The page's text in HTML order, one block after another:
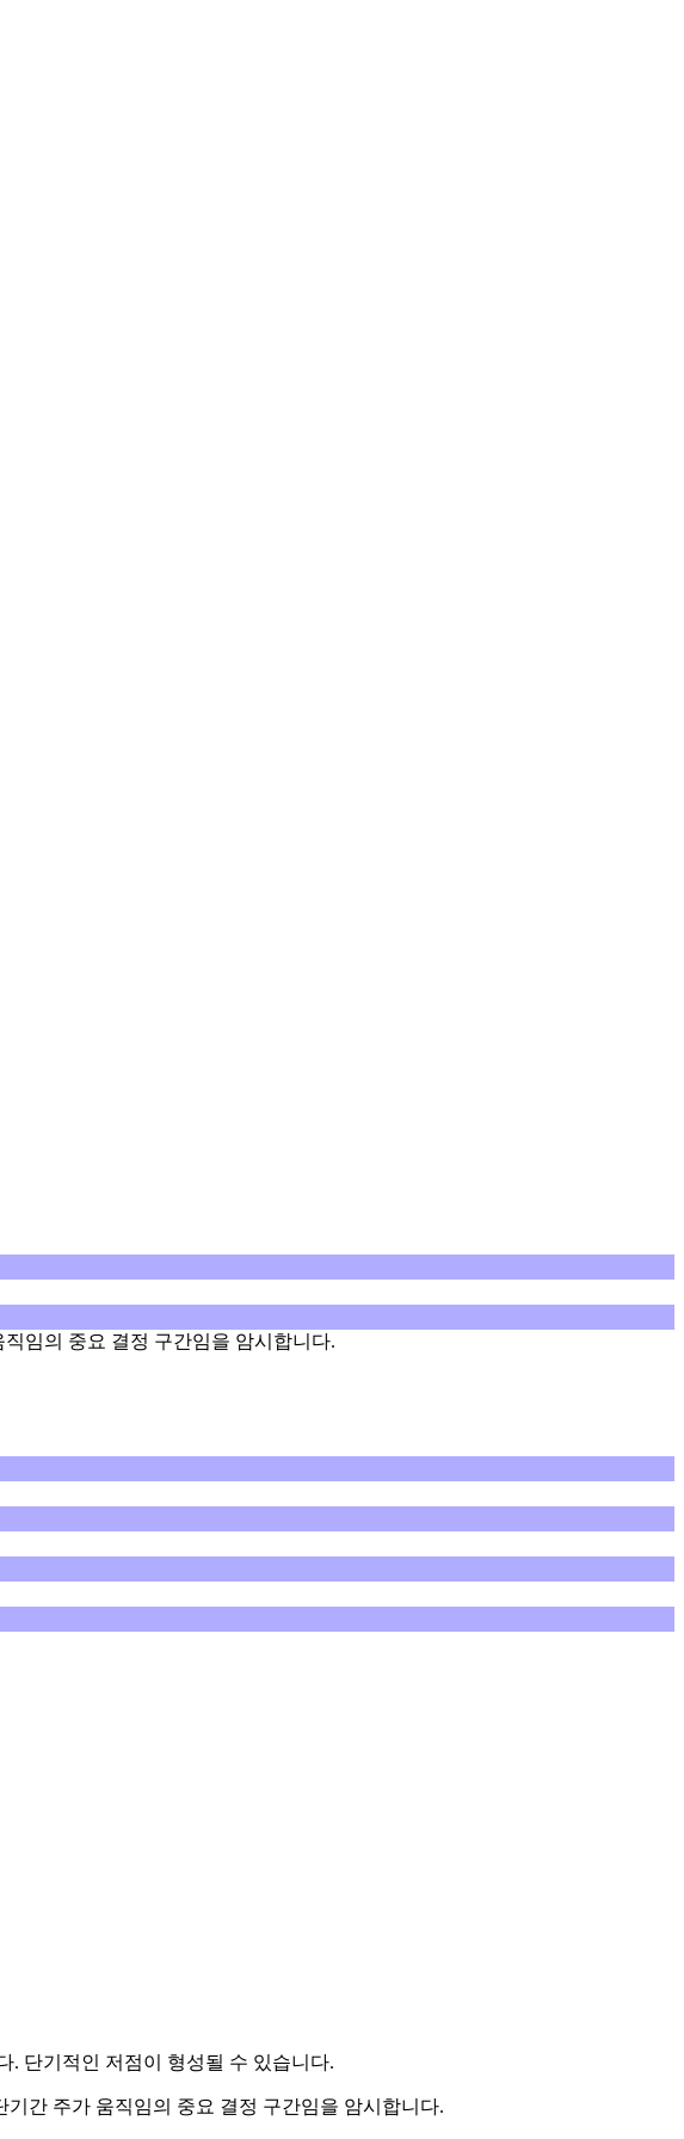
임의 중요 결정 구간임을 암시합니다.
. 단기적인 저점이 형성될 수 있습니다.
간 주가 움직임의 중요 결정 구간임을 암시합니다.